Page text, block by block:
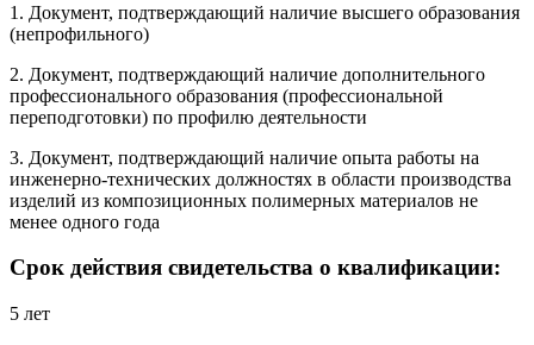
1. Документ, подтверждающий наличие высшего образования
(непрофильного)
2. Документ, подтверждающий наличие дополнительного
профессионального образования (профессиональной
переподготовки) по профилю деятельности
3. Документ, подтверждающий наличие опыта работы на
инженерно-технических должностях в области производства
изделий из композиционных полимерных материалов не
менее одного года
Срок действия свидетельства о квалификации:
5 лет